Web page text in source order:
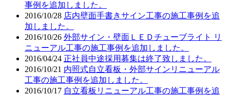
事例を追加しました。
2016/10/28 店内壁面手書きサイン工事の施工事例を追
加しました。
2016/10/26 外部サイン・壁面ＬＥＤチューブライト リ
ニューアル工事の施工事例を追加しました。
2016/04/24 正社員中途採用募集は終了致しました。
2016/10/21 内照式自立看板・外部サインリニューアル
工事の施工事例を追加しました。
2016/10/17 自立看板リニューアル工事の施工事例を追